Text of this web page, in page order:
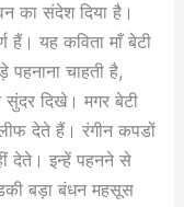
का संदेश दिया है।
हैं। यह कविता माँ बेटी
चाहती है,
सुंदर दिखे। मगर बेटी
देते हैं। रंगीन कपडों
देते। इन्हें पहनने से
बड़ा बंधन महसूस